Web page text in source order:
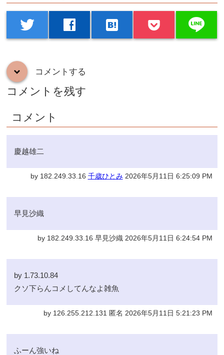
twitter facebook hatenabookmark line
down コメントする
コメントを残す
コメント
慶越雄二
by 182.249.33.16 千歳ひとみ2026年5月11日 6:25:09 PM
早見沙織
by 182.249.33.16 早見沙織 2026年5月11日 6:24:54 PM
by 1.73.10.84
クソ下らんコメしてんなよ雑魚
by 126.255.212.131 匿名 2026年5月11日 5:21:23 PM
ふーん強いね